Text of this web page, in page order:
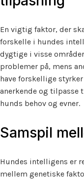
En vigtig faktor, der
forskelle i hundes
dygtige i visse
problemer på, mens
have forskellige
anerkende og
hunds behov og evner.
Samspil
Hundes intelligens er
mellem genetiske